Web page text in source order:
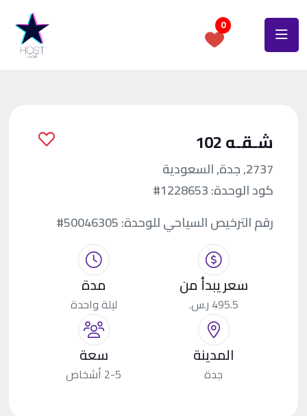
0
شـقـه 102
2737, جدة, السعودية
كود الوحدة:#1228653
رقم الترخيص السياحي للوحدة:#50046305
سعر يبدأ من
495.5 ر.س.
مدة
ليلة واحدة
المدينة
جدة
سعة
2-5 أشخاص